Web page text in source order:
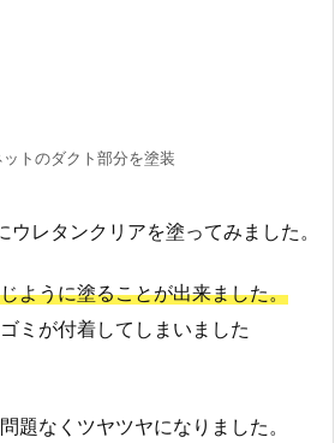
ミが付着してしまいました